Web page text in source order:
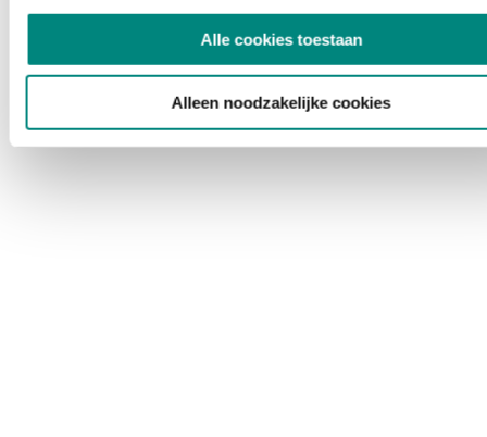
Alle cookies toestaan
Alleen noodzakelijke cookies